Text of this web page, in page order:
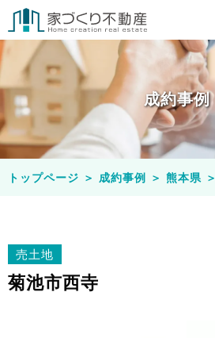
成約事例
トップページ ＞ 成約事例 ＞ 熊本県 ＞
売土地
菊池市西寺